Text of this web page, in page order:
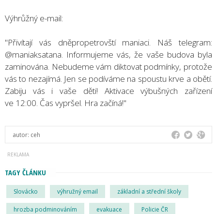
Výhrůžný e-mail:
"Přivítají vás dněpropetrovští maniaci. Náš telegram:
@maniaksatana. Informujeme vás, že vaše budova byla
zaminována. Nebudeme vám diktovat podmínky, protože
vás to nezajímá. Jen se podíváme na spoustu krve a obětí.
Zabiju vás i vaše děti! Aktivace výbušných zařízení
ve 12:00. Čas vypršel. Hra začíná!"
autor: ceh
TAGY ČLÁNKU
Slovácko výhružný email základní a střední školy
hrozba podminováním evakuace Policie ČR